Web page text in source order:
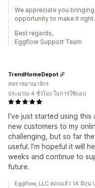
We appreciate you
opportunity to make it right.
Best regards,
Eggflow Support Team
I’ve just started using
new customers to my
challenging, but so far
useful. I’m hopeful it will
weeks and continue to
future.
TrendHomeDepot
สหราชอาณาจักร
ประมาณ 4 ชั่วโมง ในการใช้แอป
Eggflow, LLC ตอบแล้ว 14 มิถุน